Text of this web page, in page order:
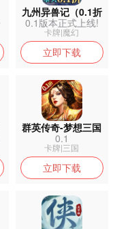
九州异兽记（0.1折
免费版）
0.1版本正式上线!
轻松小...
卡牌|魔幻
立即下载
群英传奇-梦想三国
0.1
卡牌|三国
立即下载